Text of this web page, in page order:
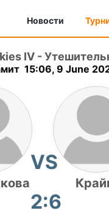
Новости
IV -
15:06, 9 June
VS
2:6